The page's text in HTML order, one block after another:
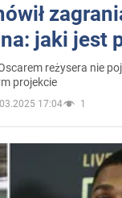
jaki jest
reżysera nie
projekcie
17:04 1